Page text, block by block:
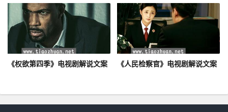
《权欲第四季》电视剧解说文案 《人民检察官》电视剧解说文案